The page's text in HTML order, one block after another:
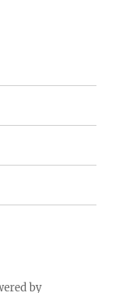
by